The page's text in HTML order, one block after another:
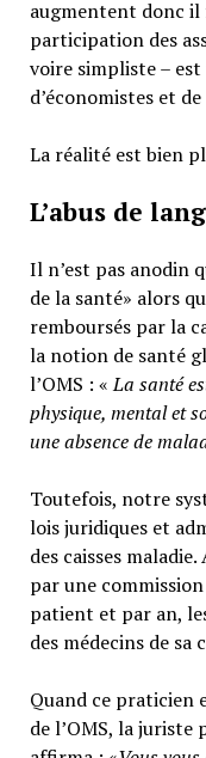
augmentent donc
participation des
voire simpliste – est
d’économistes et
La réalité est bien
L’abus de
Il n’est pas anodin
de la santé» alors
remboursés par la
la notion de santé
l’OMS : «La santé
physique, mental et
une absence de
Toutefois, notre
lois juridiques et
des caisses
par une
patient et par an,
des médecins de sa
Quand ce praticien
de l’OMS, la juriste